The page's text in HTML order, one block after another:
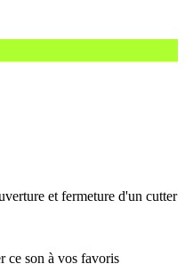
et fermeture d'un cutter